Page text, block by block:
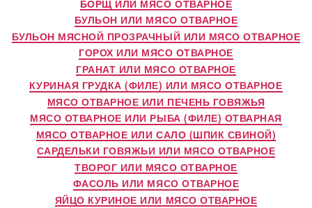
БОРЩ ИЛИ МЯСО ОТВАРНОЕ
БУЛЬОН ИЛИ МЯСО ОТВАРНОЕ
БУЛЬОН МЯСНОЙ ПРОЗРАЧНЫЙ ИЛИ МЯСО ОТВАРНОЕ
ГОРОХ ИЛИ МЯСО ОТВАРНОЕ
ГРАНАТ ИЛИ МЯСО ОТВАРНОЕ
КУРИНАЯ ГРУДКА (ФИЛЕ) ИЛИ МЯСО ОТВАРНОЕ
МЯСО ОТВАРНОЕ ИЛИ ПЕЧЕНЬ ГОВЯЖЬЯ
МЯСО ОТВАРНОЕ ИЛИ РЫБА (ФИЛЕ) ОТВАРНАЯ
МЯСО ОТВАРНОЕ ИЛИ САЛО (ШПИК СВИНОЙ)
САРДЕЛЬКИ ГОВЯЖЬИ ИЛИ МЯСО ОТВАРНОЕ
ТВОРОГ ИЛИ МЯСО ОТВАРНОЕ
ФАСОЛЬ ИЛИ МЯСО ОТВАРНОЕ
ЯЙЦО КУРИНОЕ ИЛИ МЯСО ОТВАРНОЕ